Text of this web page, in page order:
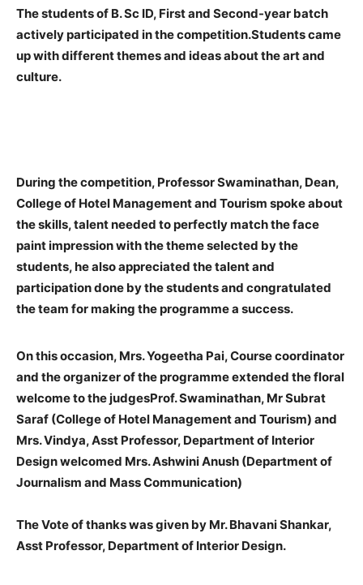
The students of B. Sc ID, First and Second-year batch
actively participated in the competition.Students came
up with different themes and ideas about the art and
culture.
During the competition, Professor Swaminathan, Dean,
College of Hotel Management and Tourism spoke about
the skills, talent needed to perfectly match the face
paint impression with the theme selected by the
students, he also appreciated the talent and
participation done by the students and congratulated
the team for making the programme a success.
On this occasion, Mrs. Yogeetha Pai, Course coordinator
and the organizer of the programme extended the floral
welcome to the judgesProf. Swaminathan, Mr Subrat
Saraf (College of Hotel Management and Tourism) and
Mrs. Vindya, Asst Professor, Department of Interior
Design welcomed Mrs. Ashwini Anush (Department of
Journalism and Mass Communication)
The Vote of thanks was given by Mr. Bhavani Shankar,
Asst Professor, Department of Interior Design.